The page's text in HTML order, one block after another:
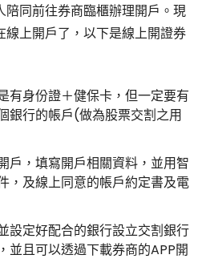
陪同前往券商臨櫃辦理開戶。現
上開戶了，以下是線上開證券
有身份證＋健保卡，但一定要有
銀行的帳戶(做為股票交割之用
戶，填寫開戶相關資料，並用智
，及線上同意的帳戶約定書及電
設定好配合的銀行設立交割銀行
並且可以透過下載券商的APP開